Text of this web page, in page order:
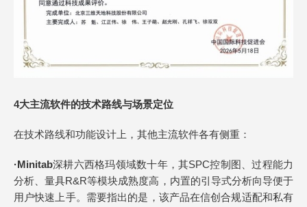
4大主流软件的技术路线与场景定位
在技术路线和功能设计上，其他主流软件各有侧重：
·Minitab深耕六西格玛领域数十年，其SPC控制图、过程能力
分析、量具R&R等模块成熟度高，内置的引导式分析向导便于
用户快速上手。需要指出的是，该产品在信创合规适配和私有